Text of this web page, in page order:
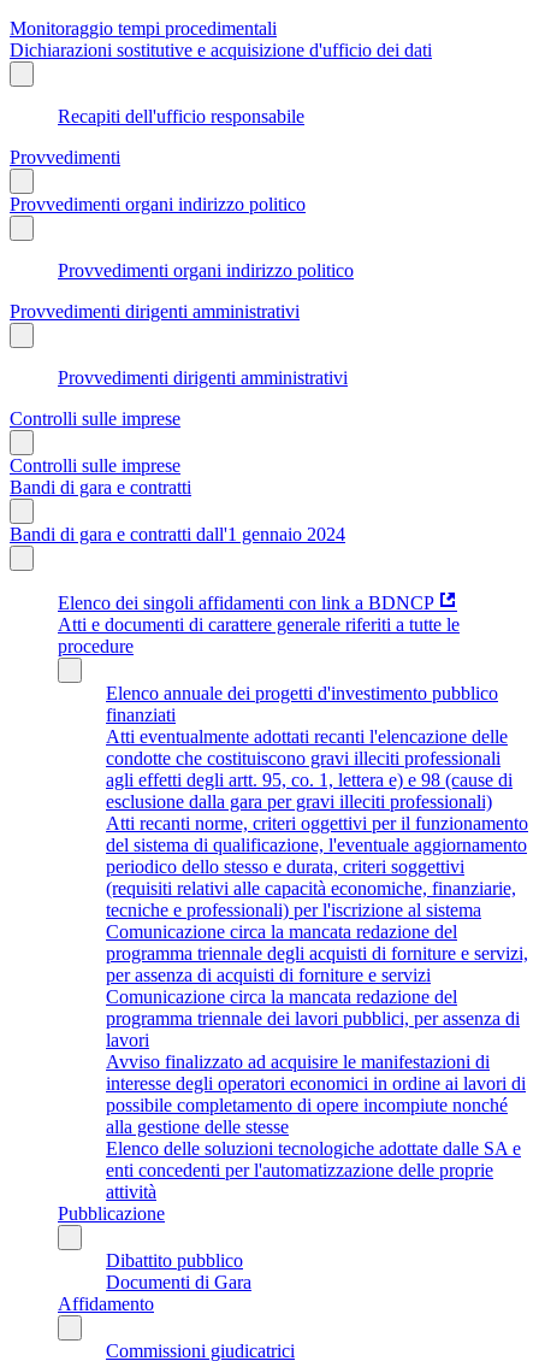
Monitoraggio tempi procedimentali
Dichiarazioni sostitutive e acquisizione d'ufficio dei dati
Recapiti dell'ufficio responsabile
Provvedimenti
Provvedimenti organi indirizzo politico
Provvedimenti organi indirizzo politico
Provvedimenti dirigenti amministrativi
Provvedimenti dirigenti amministrativi
Controlli sulle imprese
Controlli sulle imprese
Bandi di gara e contratti
Bandi di gara e contratti dall'1 gennaio 2024
Elenco dei singoli affidamenti con link a BDNCP
Atti e documenti di carattere generale riferiti a tutte le
procedure
Elenco annuale dei progetti d'investimento pubblico
finanziati
Atti eventualmente adottati recanti l'elencazione delle
condotte che costituiscono gravi illeciti professionali
agli effetti degli artt. 95, co. 1, lettera e) e 98 (cause di
esclusione dalla gara per gravi illeciti professionali)
Atti recanti norme, criteri oggettivi per il funzionamento
del sistema di qualificazione, l'eventuale aggiornamento
periodico dello stesso e durata, criteri soggettivi
(requisiti relativi alle capacità economiche, finanziarie,
tecniche e professionali) per l'iscrizione al sistema
Comunicazione circa la mancata redazione del
programma triennale degli acquisti di forniture e servizi,
per assenza di acquisti di forniture e servizi
Comunicazione circa la mancata redazione del
programma triennale dei lavori pubblici, per assenza di
lavori
Avviso finalizzato ad acquisire le manifestazioni di
interesse degli operatori economici in ordine ai lavori di
possibile completamento di opere incompiute nonché
alla gestione delle stesse
Elenco delle soluzioni tecnologiche adottate dalle SA e
enti concedenti per l'automatizzazione delle proprie
attività
Pubblicazione
Dibattito pubblico
Documenti di Gara
Affidamento
Commissioni giudicatrici